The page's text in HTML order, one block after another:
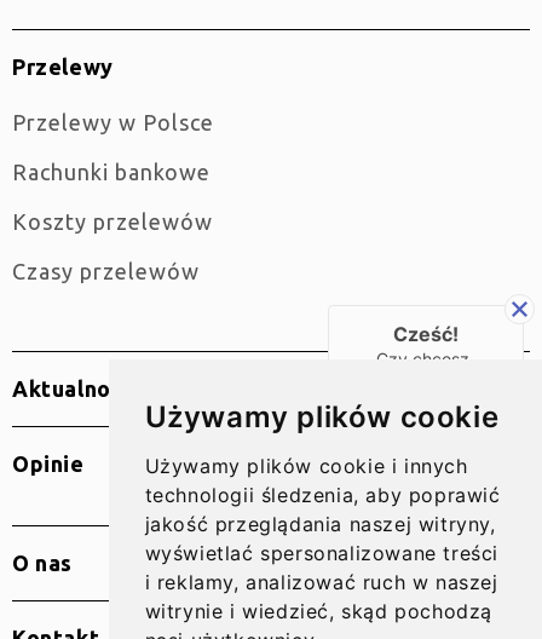
Używamy plików cookie
Używamy plików cookie i innych
technologii śledzenia, aby poprawić
jakość przeglądania naszej witryny,
wyświetlać spersonalizowane treści
i reklamy, analizować ruch w naszej
witrynie i wiedzieć, skąd pochodzą
Przelewy
Przelewy w Polsce
Rachunki bankowe
Koszty przelewów
Czasy przelewów
Aktualności
Opinie
O nas
Cześć!
Czy chcesz,
do Ciebie za darmo
w28sekund?
TAK